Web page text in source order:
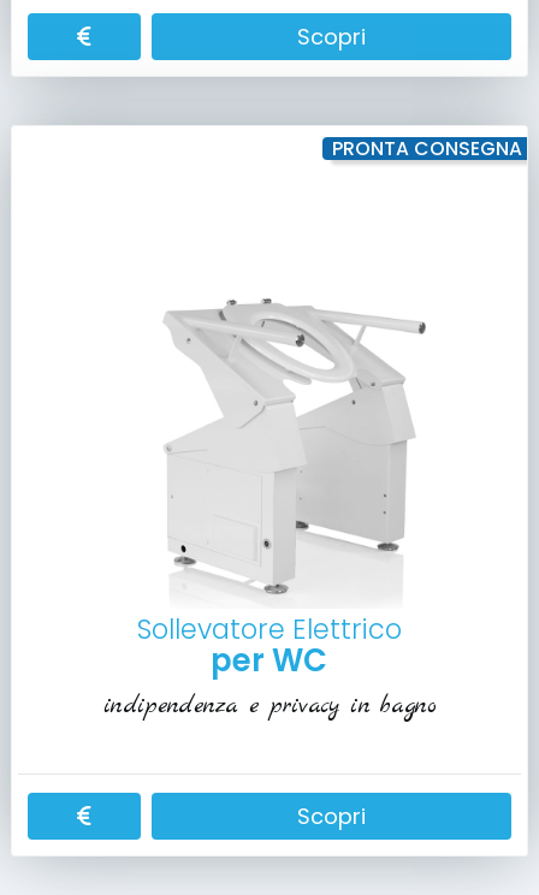
Scopri
PRONTA CONSEGNA
Sollevatore Elettrico
per WC
indipendenza e privacy in bagno
Scopri